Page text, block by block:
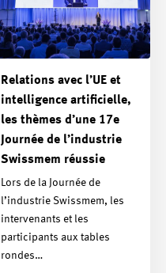
Relations avec l’UE et
intelligence artificielle,
les thèmes d’une 17e
Journée de l’industrie
Swissmem réussie
Lors de la Journée de
l’industrie Swissmem, les
intervenants et les
participants aux tables
rondes…